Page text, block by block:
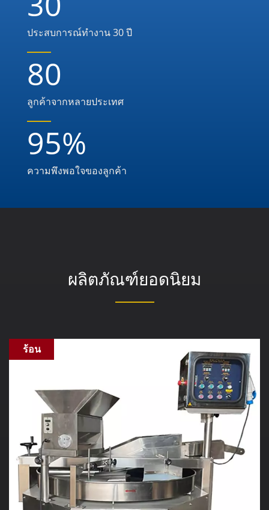
ประสบการณ์ทำงาน 30 ปี
80
ลูกค้าจากหลายประเทศ
95%
ความพึงพอใจของลูกค้า
ผลิตภัณฑ์ยอดนิยม
ร้อน